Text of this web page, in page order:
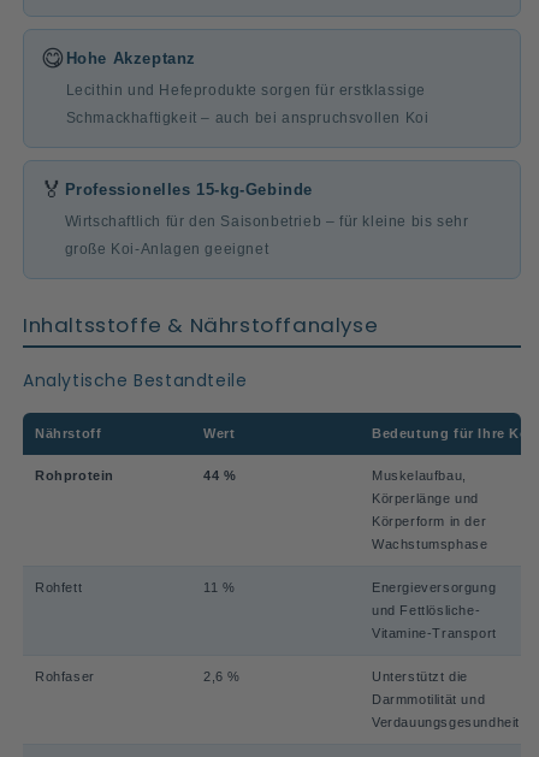
😋 Hohe Akzeptanz
Lecithin und Hefeprodukte sorgen für erstklassige
Schmackhaftigkeit – auch bei anspruchsvollen Koi
🏅 Professionelles 15-kg-Gebinde
Wirtschaftlich für den Saisonbetrieb – für kleine bis sehr
große Koi-Anlagen geeignet
Inhaltsstoffe & Nährstoffanalyse
Analytische Bestandteile
Nährstoff Wert Bedeutung für Ihre Koi
Rohprotein 44 %
Muskelaufbau,
Körperlänge und
Körperform in der
Wachstumsphase
Rohfett 11 %
Energieversorgung
und Fettlösliche-
Vitamine-Transport
Rohfaser 2,6 %
Unterstützt die
Darmmotilität und
Verdauungsgesundheit